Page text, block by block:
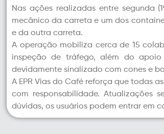
Nas ações realizadas entre segunda
mecânico da carreta e um dos
e da outra carreta.
A operação mobiliza cerca de 15
inspeção de tráfego, além do
devidamente sinalizado com cones e
A EPR Vias do Café reforça que todas
com responsabilidade. Atualizações
dúvidas, os usuários podem entrar em